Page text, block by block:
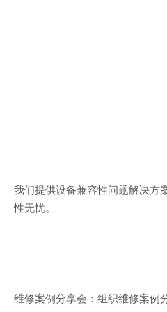
我们提供设备兼容性问题解决方
性无忧。
维修案例分享会：组织维修案例